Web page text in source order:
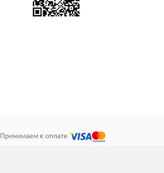
Принимаем к оплате